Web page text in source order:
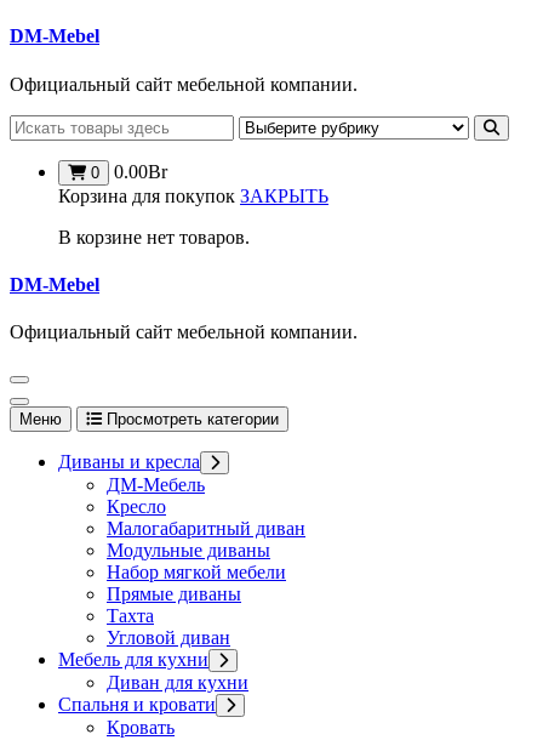
Перейти
содержимому
DM-Mebel
Официальный сайт мебельной компании.
0 0.00Br
Корзина для покупок ЗАКРЫТЬ
В корзине нет товаров.
DM-Mebel
Официальный сайт мебельной компании.
Меню Просмотреть категории
Диваны и кресла
ДМ-Мебель
Кресло
Малогабаритный диван
Модульные диваны
Набор мягкой мебели
Прямые диваны
Тахта
Угловой диван
Мебель для кухни
Диван для кухни
Спальня и кровати
Кровать